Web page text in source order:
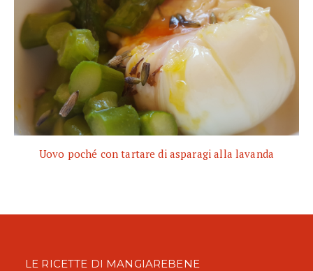
Uovo poché con tartare di asparagi alla lavanda
LE RICETTE DI MANGIAREBENE